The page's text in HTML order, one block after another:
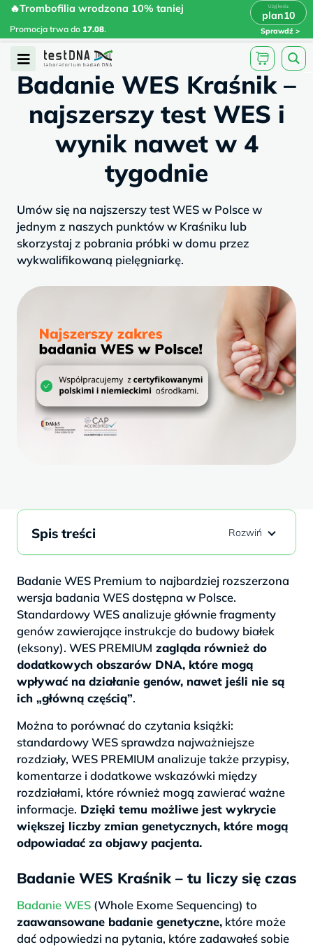
Skip
content
🔥Trombofilia wrodzona 10% taniej
Promocja trwa do 17.08.
plan10
Sprawdź
🔥Trombofilia wrodzona 10% taniej
plan10 x
Open
Menu
testdna.pl
Badanie WES Kraśnik –
najszerszy test WES i
wynik nawet w 4
tygodnie
Umów się na najszerszy test WES w Polsce w
jednym z naszych punktów w Kraśniku lub
skorzystaj z pobrania próbki w domu przez
wykwalifikowaną pielęgniarkę.
Badanie WES Premium to najbardziej rozszerzona
wersja badania WES dostępna w Polsce.
Standardowy WES analizuje głównie fragmenty
genów zawierające instrukcje do budowy białek
(eksony). WES PREMIUM zagląda również do
dodatkowych obszarów DNA, które mogą
wpływać na działanie genów, nawet jeśli nie są
ich „główną częścią”.
Można to porównać do czytania książki:
standardowy WES sprawdza najważniejsze
rozdziały, WES PREMIUM analizuje także przypisy,
komentarze i dodatkowe wskazówki między
rozdziałami, które również mogą zawierać ważne
informacje. Dzięki temu możliwe jest wykrycie
większej liczby zmian genetycznych, które mogą
odpowiadać za objawy pacjenta.
Badanie WES Kraśnik – tu liczy się czas
Badanie WES (Whole Exome Sequencing) to
zaawansowane badanie genetyczne, które może
dać odpowiedzi na pytania, które zadawałeś sobie
Spis treści